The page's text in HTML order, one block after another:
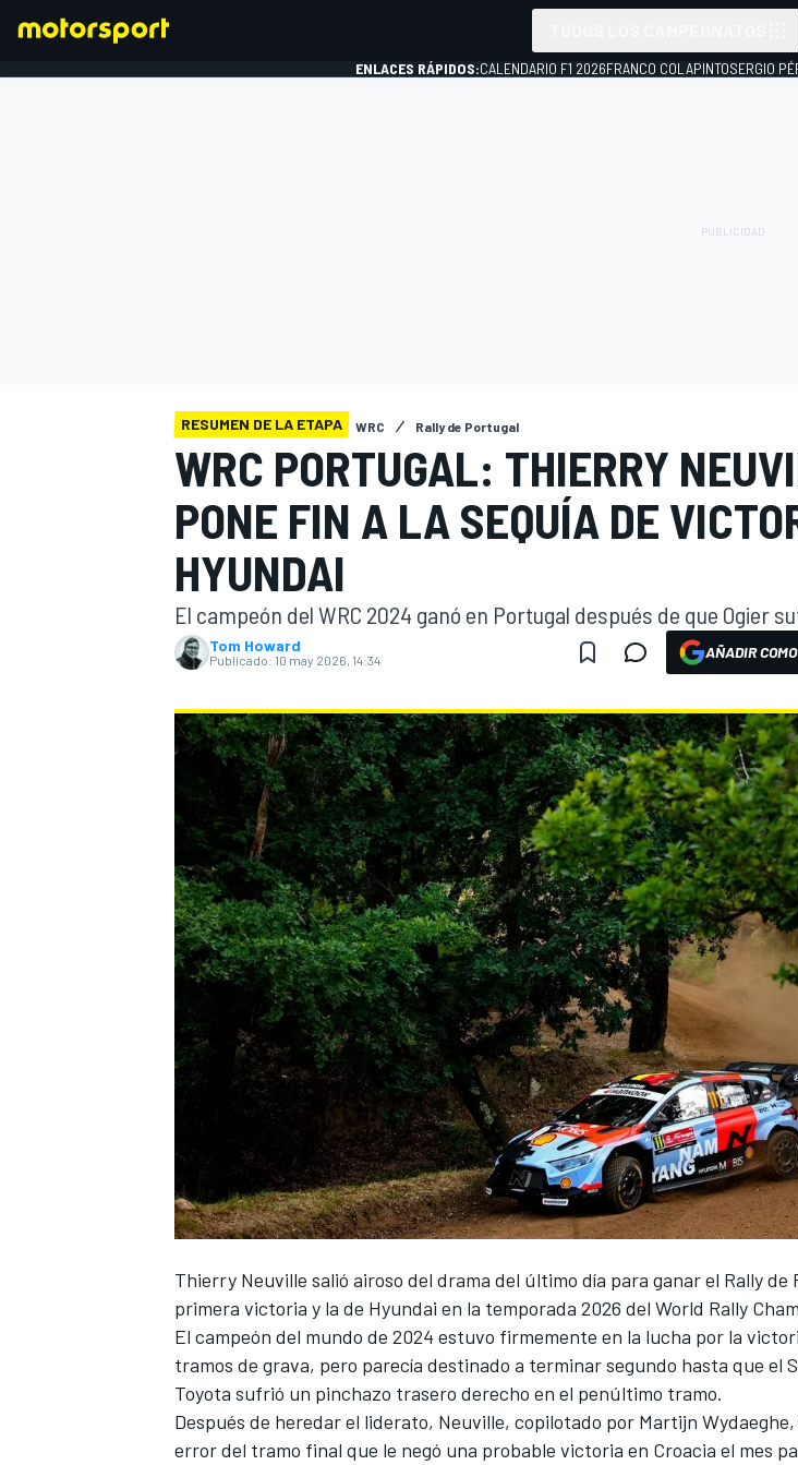
INDYCAR
MOTOGP
NASCAR CUP
ENLACES RÁPIDOS:CALENDARIO F1 2026FRANCO COLAPINTOSERGIO
RESUMEN DE LA ETAPA WRC Rally de Portugal
WRC PORTUGAL: THIERRY
PONE FIN A LA SEQUÍA DE
HYUNDAI
El campeón del WRC 2024 ganó en Portugal después de que Ogier
Tom Howard
Publicado: 10 may 2026, 14:34 AÑADIR
Thierry Neuville salió airoso del drama del último día para ganar el Rally de
primera victoria y la de Hyundai en la temporada 2026 del World Rally
El campeón del mundo de 2024 estuvo firmemente en la lucha por la
tramos de grava, pero parecía destinado a terminar segundo hasta que el
Toyota sufrió un pinchazo trasero derecho en el penúltimo tramo.
Después de heredar el liderato, Neuville, copilotado por Martijn Wydaeghe
error del tramo final que le negó una probable victoria en Croacia el mes